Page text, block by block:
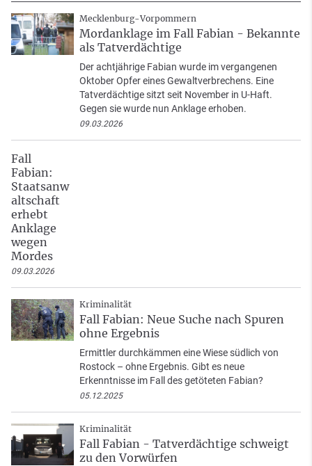
Mecklenburg-Vorpommern
Mordanklage im Fall Fabian - Bekannte
als Tatverdächtige
Der achtjährige Fabian wurde im vergangenen
Oktober Opfer eines Gewaltverbrechens. Eine
Tatverdächtige sitzt seit November in U-Haft.
Gegen sie wurde nun Anklage erhoben.
09.03.2026
Fall
Fabian:
Staatsanw
altschaft
erhebt
Anklage
wegen
Mordes
09.03.2026
Kriminalität
Fall Fabian: Neue Suche nach Spuren
ohne Ergebnis
Ermittler durchkämmen eine Wiese südlich von
Rostock – ohne Ergebnis. Gibt es neue
Erkenntnisse im Fall des getöteten Fabian?
05.12.2025
Kriminalität
Fall Fabian - Tatverdächtige schweigt
zu den Vorwürfen